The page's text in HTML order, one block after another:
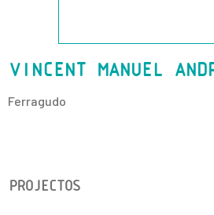
VINCENT MANUEL
Ferragudo
PROJECTOS